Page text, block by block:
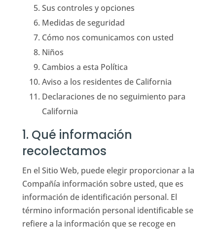
Sus controles y opciones
Medidas de seguridad
Cómo nos comunicamos con usted
Niños
Cambios a esta Política
Aviso a los residentes de California
Declaraciones de no seguimiento para
California
1. Qué información
recolectamos
En el Sitio Web, puede elegir proporcionar a la
Compañía información sobre usted, que es
información de identificación personal. El
término información personal identificable se
refiere a la información que se recoge en